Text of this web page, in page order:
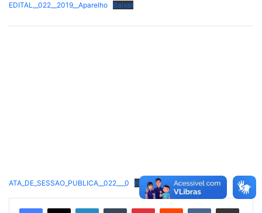
EDITAL__022__2019__Aparelho Baixar
ATA_DE_SESSAO_PUBLICA__022___0 Baixar
LinkedinTumblr PinterestReddit VK Compartilhar via e-mail